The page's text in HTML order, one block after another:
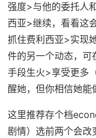
强度>与他的委托人
西亚>继续，看看这
抓住费利西亚>实现
件的另一个动态，
手段生火>享受更多
醒她，但你相信她能
这里推荐存个档
剧情）选前两个会改